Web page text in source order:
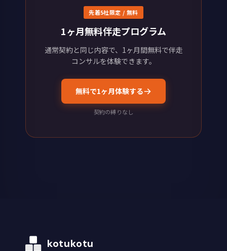
先着5社限定 / 無料
1ヶ月無料伴走プログラム
通常契約と同じ内容で、1ヶ月間無料で伴走
コンサルを体験できます。
無料で1ヶ月体験する
契約の縛りなし
kotukotu